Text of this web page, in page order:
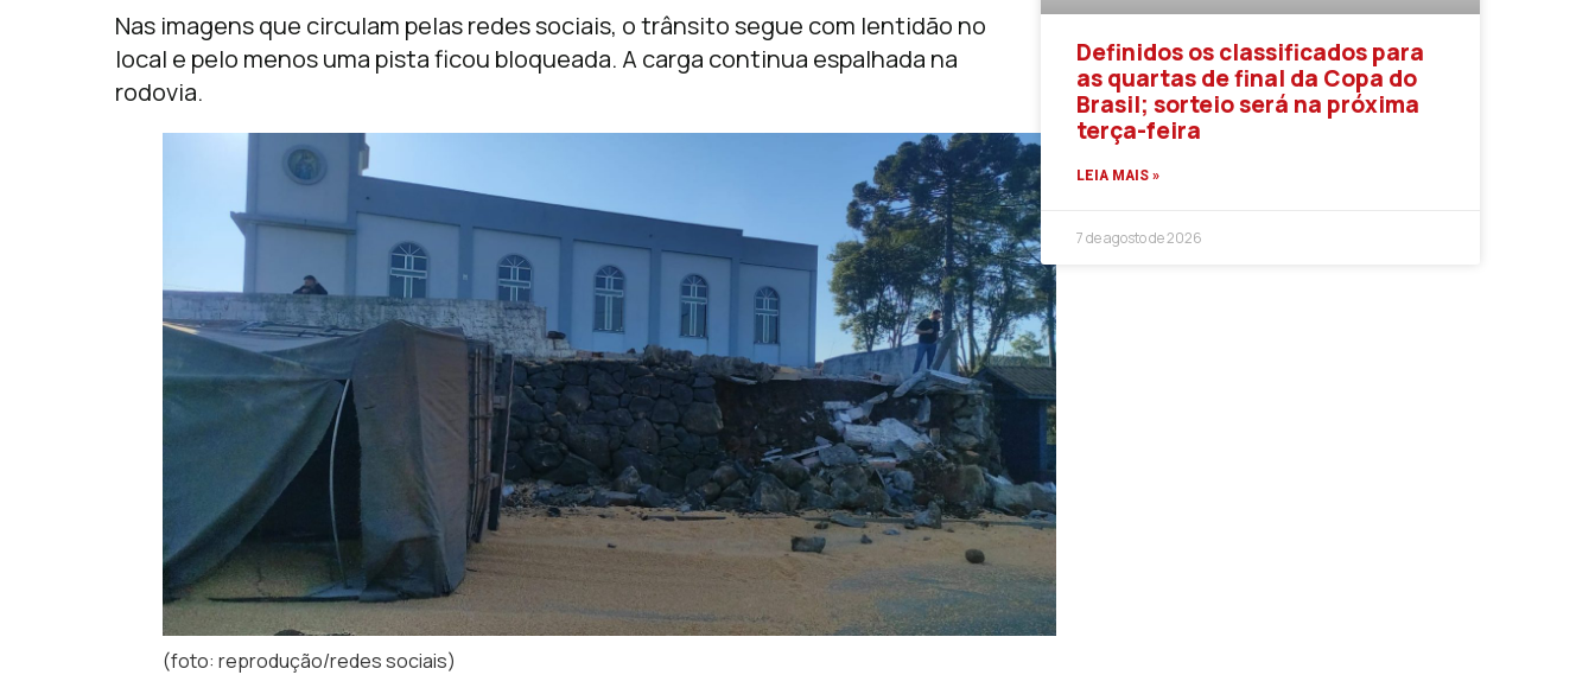
Nas imagens que circulam pelas redes sociais, o trânsito segue com lentidão no
local e pelo menos uma pista ficou bloqueada. A carga continua espalhada na
rodovia.
(foto: reprodução/redes sociais)
Definidos os classificados para
as quartas de final da Copa do
Brasil; sorteio será na próxima
terça-feira
LEIA MAIS »
7 de agosto de 2026